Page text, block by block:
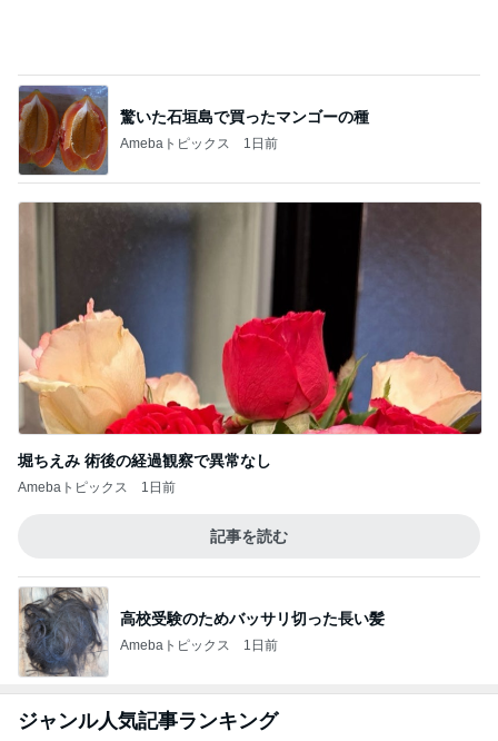
驚いた石垣島で買ったマンゴーの種
Amebaトピックス 1日前
堀ちえみ 術後の経過観察で異常なし
Amebaトピックス 1日前
記事を読む
高校受験のためバッサリ切った長い髪
Amebaトピックス 1日前
ジャンル人気記事ランキング